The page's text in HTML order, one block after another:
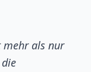
mehr als nur